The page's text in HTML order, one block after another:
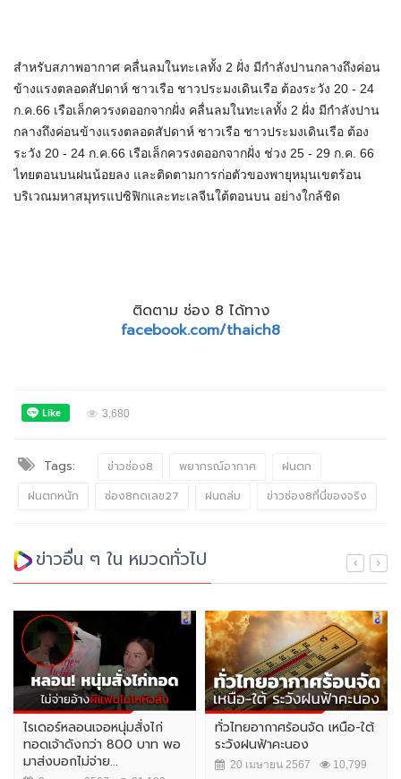
สำหรับสภาพอากาศ คลื่นลมในทะเลทั้ง 2 ฝั่ง มีกำลังปานกลางถึงค่อน
ข้างแรงตลอดสัปดาห์ ชาวเรือ ชาวประมงเดินเรือ ต้องระวัง 20 - 24
ก.ค.66 เรือเล็กควรงดออกจากฝั่ง คลื่นลมในทะเลทั้ง 2 ฝั่ง มีกำลังปาน
กลางถึงค่อนข้างแรงตลอดสัปดาห์ ชาวเรือ ชาวประมงเดินเรือ ต้อง
ระวัง 20 - 24 ก.ค.66 เรือเล็กควรงดออกจากฝั่ง ช่วง 25 - 29 ก.ค. 66
ไทยตอนบนฝนน้อยลง และติดตามการก่อตัวของพายุหมุนเขตร้อน
บริเวณมหาสมุทรแปซิฟิกและทะเลจีนใต้ตอนบน อย่างใกล้ชิด
ติดตาม ช่อง 8 ได้ทาง
facebook.com/thaich8
3,680
Tags: ข่าวช่อง8 พยากรณ์อากาศ
ฝนตก
ฝนตกหนัก
ช่อง8กดเลข27 ฝนถล่ม ข่าวช่อง8ที่นี่ของจริง
ข่าวอื่น ๆ ใน หมวดทั่วไป
ไรเดอร์หลอนเจอหนุ่มสั่งไก่
ทอดเจ้าดังกว่า 800 บาท พอ
มาส่งบอกไม่จ่าย...
ทั่วไทยอากาศร้อนจัด เหนือ-ใต้
ระวังฝนฟ้าคะนอง
20 เมษายน 2567 10,799